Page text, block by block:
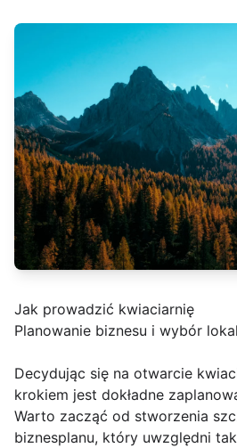
Jak prowadzić kwiaciarnię
Planowanie biznesu i wybór
Decydując się na otwarcie
krokiem jest dokładne
Warto zacząć od stworzenia
biznesplanu, który uwzględni